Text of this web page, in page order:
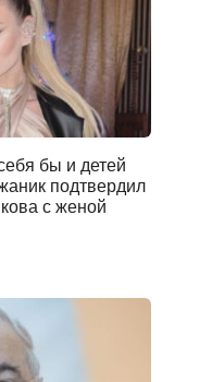
бы и детей
подтвердил
с женой